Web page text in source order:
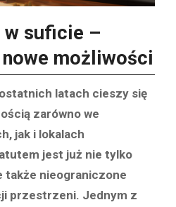
w suficie –
możliwości
latach cieszy się
zarówno we
jak i lokalach
jest już nie tylko
także nieograniczone
przestrzeni. Jednym z